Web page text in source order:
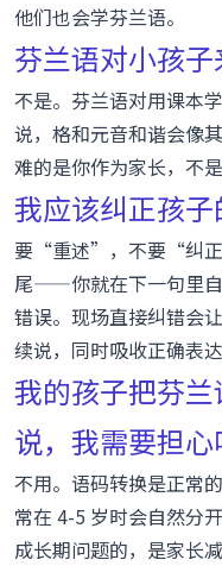
他们也会学芬兰语。
芬兰语对小孩子
不是。芬兰语对用课本
说，格和元音和谐会像
难的是你作为家长，不是
我应该纠正孩子
要“重述”，不要“纠
尾——你就在下一句里
错误。现场直接纠错会
续说，同时吸收正确表达
我的孩子把芬
说，我需要担心
不用。语码转换是正常
常在 4-5 岁时会自然分
成长期问题的，是家长